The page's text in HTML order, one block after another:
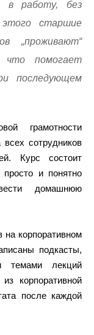
в работу, без
старшие
„проживают“
что помогает
последующем
грамотности
сотрудников
Курс состоит
и понятно
домашнюю
корпоративном
подкасты,
темами лекций
корпоративной
после каждой